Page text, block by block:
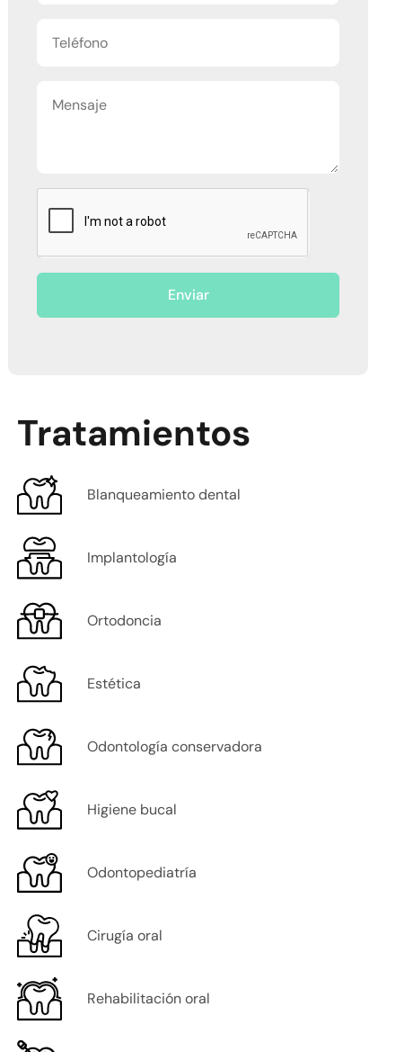
Enviar
Tratamientos
Blanqueamiento dental
Implantología
Ortodoncia
Estética
Odontología conservadora
Higiene bucal
Odontopediatría
Cirugía oral
Rehabilitación oral